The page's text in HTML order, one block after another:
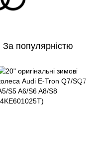
За популярністю